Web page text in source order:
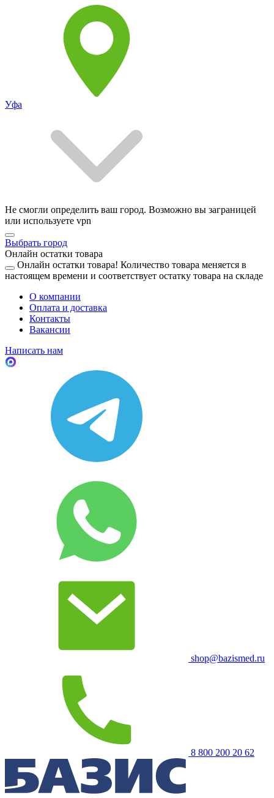
Уфа
Не смогли определить ваш город. Возможно вы заграницей
или используете vpn
Выбрать город
Онлайн остатки товара
Онлайн остатки товара! Количество товара меняется в
настоящем времени и соответствует остатку товара на складе
О компании
Оплата и доставка
Контакты
Вакансии
Написать нам
shop@bazismed.ru
8 800 200 20 62